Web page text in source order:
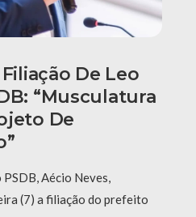
De Leo
“Musculatura
De
Aécio Neves,
(7) a filiação do prefeito